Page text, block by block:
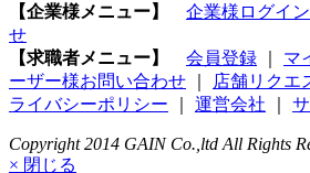
【企業様メニュー】 企業様ログイン
せ
【求職者メニュー】
会員登録 マ
ーザー様お問い合わせ
店舗リクエ
ライバシーポリシー
運営会社
Copyright 2014 GAIN Co.,ltd All Rights
× 閉じる